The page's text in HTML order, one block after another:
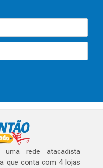
rede atacadista
que conta com 4 lojas